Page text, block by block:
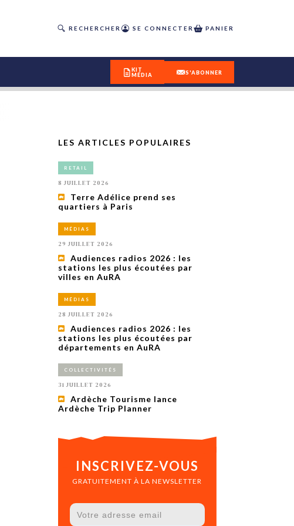
RECHERCHER SE CONNECTER PANIER
en
autour de
revient sur
1 AN
KIT
MÉDIA
S'ABONNER
LES ARTICLES POPULAIRES
RETAIL
8 JUILLET 2026
Terre Adélice prend ses
quartiers à Paris
MÉDIAS
29 JUILLET 2026
Audiences radios 2026 : les
stations les plus écoutées par
villes en AuRA
MÉDIAS
28 JUILLET 2026
Audiences radios 2026 : les
stations les plus écoutées par
départements en AuRA
COLLECTIVITÉS
31 JUILLET 2026
Ardèche Tourisme lance
Ardèche Trip Planner
INSCRIVEZ-VOUS
GRATUITEMENT À LA NEWSLETTER